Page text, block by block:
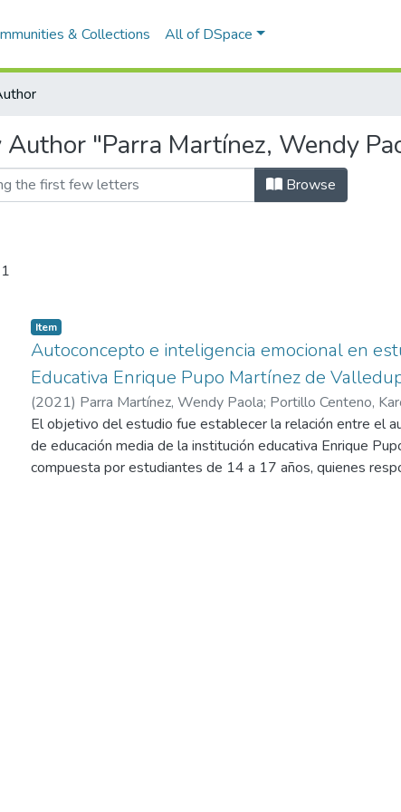
& Collections All of DSpace
"Parra Martínez, Wendy
Browse
Item
Autoconcepto e inteligencia emocional en
Educativa Enrique Pupo Martínez de
(2021) Parra Martínez, Wendy Paola; Portillo Centeno,
El objetivo del estudio fue establecer la relación entre el
de educación media de la institución educativa Enrique
compuesta por estudiantes de 14 a 17 años, quienes